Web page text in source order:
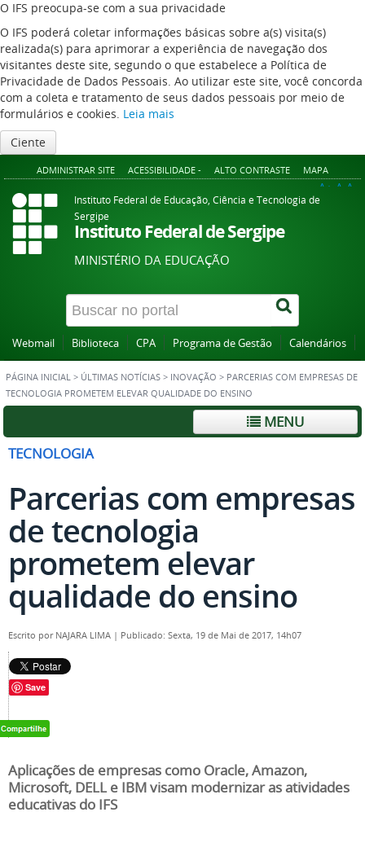
O IFS preocupa-se com a sua privacidade
O IFS poderá coletar informações básicas sobre a(s) visita(s)
realizada(s) para aprimorar a experiência de navegação dos
visitantes deste site, segundo o que estabelece a Política de
Privacidade de Dados Pessoais. Ao utilizar este site, você concorda
com a coleta e tratamento de seus dados pessoais por meio de
formulários e cookies. Leia mais
Ciente
ADMINISTRAR SITE ACESSIBILIDADE - ALTO CONTRASTE MAPA
A+ A A-
Instituto Federal de Educação, Ciência e Tecnologia de
Sergipe
Instituto Federal de Sergipe
MINISTÉRIO DA EDUCAÇÃO
Webmail Biblioteca CPA Programa de Gestão Calendários
PÁGINA INICIAL > ÚLTIMAS NOTÍCIAS > INOVAÇÃO > PARCERIAS COM EMPRESAS DE
TECNOLOGIA PROMETEM ELEVAR QUALIDADE DO ENSINO
MENU
TECNOLOGIA
Parcerias com empresas
de tecnologia
prometem elevar
qualidade do ensino
Escrito por NAJARA LIMA | Publicado: Sexta, 19 de Mai de 2017, 14h07
Save
Aplicações de empresas como Oracle, Amazon,
Microsoft, DELL e IBM visam modernizar as atividades
educativas do IFS